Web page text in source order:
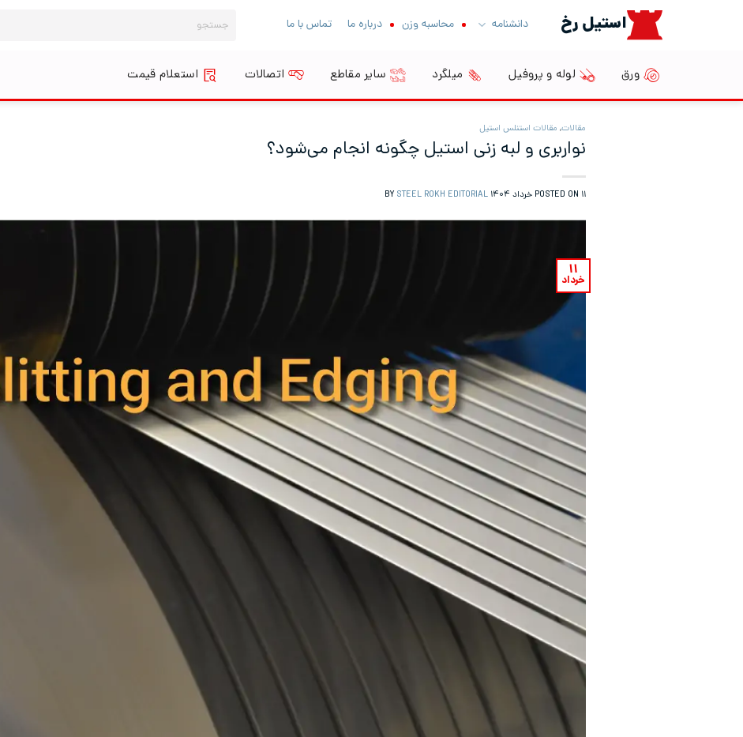
استیل رخ دانشنامه محاسبه وزن درباره ما تماس با ما
برای:
ورق لوله و پروفیل میلگرد سایر مقاطع اتصالات استعلام قیمت
مقالات, مقالات استنلس استیل
نواربری و لبه زنی استیل چگونه انجام می‌شود؟
POSTED ON ۱۱ خرداد ۱۴۰۴ BY
STEEL ROKH EDITORIAL
۱۱
خرداد